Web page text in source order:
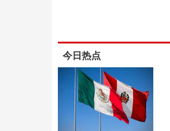
今日热点